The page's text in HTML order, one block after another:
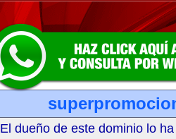
El dueño de este dominio lo